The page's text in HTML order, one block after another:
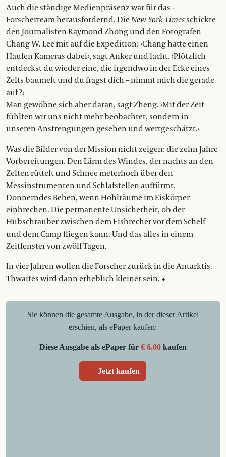
Auch die ständige Medienpräsenz war für das ­
Forscherteam herausfordernd. DieNew York Timesschickte
den Journalisten Raymond Zhong und den Fotografen
Chang W. Lee mit auf die Expedition: ›Chang hatte einen
Haufen Kameras dabei‹, sagt Anker und lacht. ›Plötzlich
entdeckst du wieder eine, die irgendwo in der Ecke eines
Zelts baumelt und du fragst dich – nimmt mich die gerade
auf?‹
Man gewöhne sich aber daran, sagt Zheng. ›Mit der Zeit
fühlten wir uns nicht mehr beobachtet, sondern in
unseren Anstrengungen gesehen und wertgeschätzt.‹
Was die Bilder von der Mission nicht zeigen: die zehn Jahre
Vorbereitungen. Den Lärm des Windes, der nachts an den
Zelten rüttelt und Schnee meterhoch über den
Messinstrumenten und Schlafstellen auftürmt.
Donnerndes Beben, wenn Hohlräume im Eiskörper
einbrechen. Die permanente Unsicherheit, ob der
Hubschrauber zwischen dem Eisbrecher vor dem Schelf
und dem Camp fliegen kann. Und das alles in einem
Zeitfenster von zwölf Tagen.
In vier Jahren wollen die Forscher zurück in die Antarktis.
Thwaites wird dann erheblich kleiner sein. •
Sie können die gesamte Ausgabe, in der dieser Artikel
erschien, als ePaper kaufen:
Diese Ausgabe als ePaper für € 6,00kaufen
Jetzt kaufen